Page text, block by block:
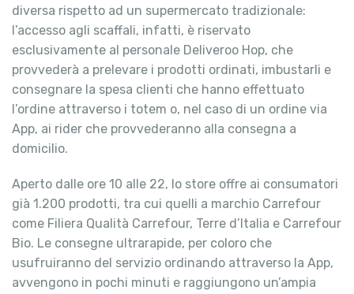
diversa rispetto ad un supermercato tradizionale:
l’accesso agli scaffali, infatti, è riservato
esclusivamente al personale Deliveroo Hop, che
provvederà a prelevare i prodotti ordinati, imbustarli e
consegnare la spesa clienti che hanno effettuato
l’ordine attraverso i totem o, nel caso di un ordine via
App, ai rider che provvederanno alla consegna a
domicilio.
Aperto dalle ore 10 alle 22, lo store offre ai consumatori
già 1.200 prodotti, tra cui quelli a marchio Carrefour
come Filiera Qualità Carrefour, Terre d’Italia e Carrefour
Bio. Le consegne ultrarapide, per coloro che
usufruiranno del servizio ordinando attraverso la App,
avvengono in pochi minuti e raggiungono un’ampia